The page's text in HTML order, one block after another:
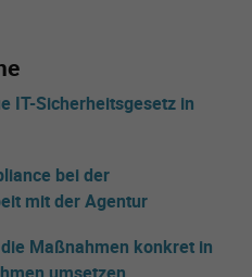
IT-Sicherheitsgesetz in
bei der
mit der Agentur
Maßnahmen konkret in